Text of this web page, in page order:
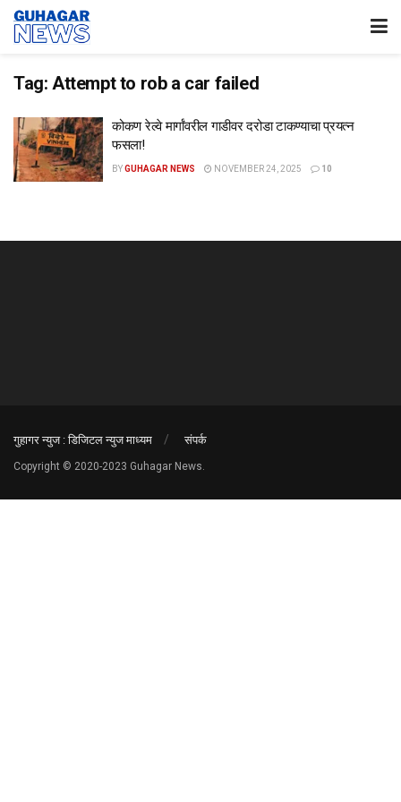
Tag: Attempt to rob a car failed
कोकण रेल्वे मार्गांवरील गाडीवर दरोडा टाकण्याचा प्रयत्न
फसला!
BYGUHAGAR NEWS NOVEMBER 24, 2025 10
गुहागर न्युज : डिजिटल न्युज माध्यम संपर्क
Copyright © 2020-2023 Guhagar News.